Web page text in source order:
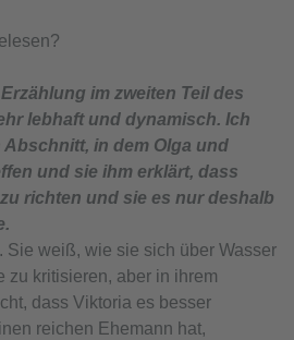
im zweiten Teil des
lebhaft und dynamisch. Ich
in dem Olga und
und sie ihm erklärt, dass
richten und sie es nur deshalb
Sie weiß, wie sie sich über Wasser
zu kritisieren, aber in ihrem
dass Viktoria es besser
reichen Ehemann hat,